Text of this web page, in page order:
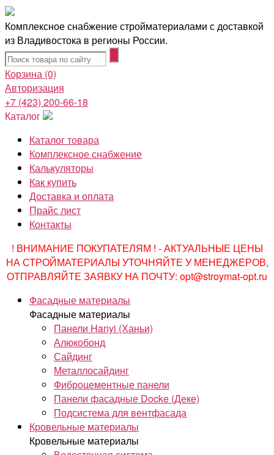
Комплексное снабжение стройматериалами с доставкой
из Владивостока в регионы России.
Корзина (0)
Авторизация
+7 (423) 200-66-18
Каталог
Каталог товара
Комплексное снабжение
Калькуляторы
Как купить
Доставка и оплата
Прайс лист
Контакты
! ВНИМАНИЕ ПОКУПАТЕЛЯМ ! - АКТУАЛЬНЫЕ ЦЕНЫ
НА СТРОЙМАТЕРИАЛЫ УТОЧНЯЙТЕ У МЕНЕДЖЕРОВ,
ОТПРАВЛЯЙТЕ ЗАЯВКУ НА ПОЧТУ: opt@stroymat-opt.ru
Фасадные материалы
Фасадные материалы
Панели Hanyi (Ханьи)
Алюкобонд
Сайдинг
Металлосайдинг
Фиброцементные панели
Панели фасадные Docke (Деке)
Подсистема для вентфасада
Кровельные материалы
Кровельные материалы